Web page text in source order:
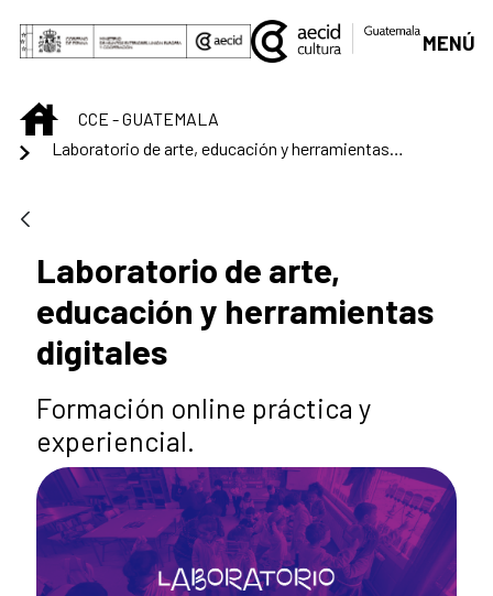
Skip to Main Content
MENÚ
INICIOCCE - GUATEMALA
Laboratorio de arte,
educación y herramientas
digitales
Formación online práctica y
experiencial.